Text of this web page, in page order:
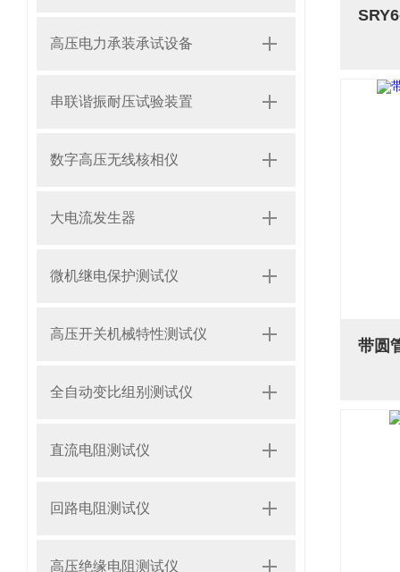
高压电力承装承试设备
串联谐振耐压试验装置
数字高压无线核相仪
大电流发生器
微机继电保护测试仪
高压开关机械特性测试仪
全自动变比组别测试仪
直流电阻测试仪
回路电阻测试仪
高压绝缘电阻测试仪